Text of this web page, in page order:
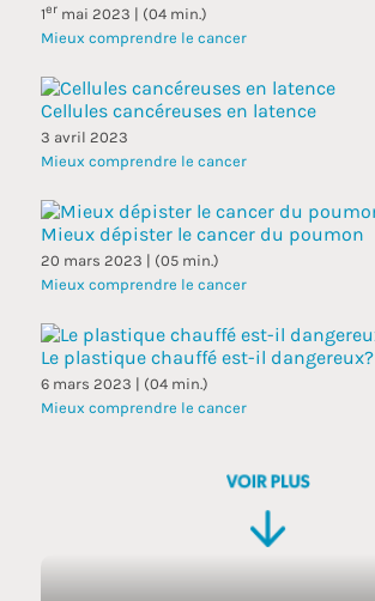
1ermai 2023 | (04 min.)
Mieux comprendre le cancer
Cellules cancéreuses en latence
3 avril 2023
Mieux comprendre le cancer
Mieux dépister le cancer du poumon
20 mars 2023 | (05 min.)
Mieux comprendre le cancer
Le plastique chauffé est-il dangereux?
6 mars 2023 | (04 min.)
Mieux comprendre le cancer